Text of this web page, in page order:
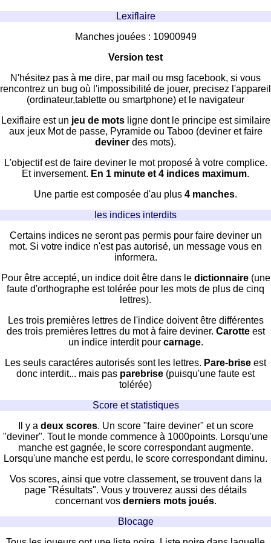
Lexiflaire
Manches jouées : 10900949
Version test
N'hésitez pas à me dire, par mail ou msg facebook, si vous
rencontrez un bug où l'impossibilité de jouer, precisez l'appareil
(ordinateur,tablette ou smartphone) et le navigateur
Lexiflaire est un jeu de motsligne dont le principe est similaire
aux jeux Mot de passe, Pyramide ou Taboo (deviner et faire
deviner des mots).
L'objectif est de faire deviner le mot proposé à votre complice.
Et inversement. En 1 minute et 4 indices maximum.
Une partie est composée d'au plus 4 manches.
les indices interdits
Certains indices ne seront pas permis pour faire deviner un
mot. Si votre indice n'est pas autorisé, un message vous en
informera.
Pour être accepté, un indice doit être dans le dictionnaire(une
faute d'orthographe est tolérée pour les mots de plus de cinq
lettres).
Les trois premières lettres de l'indice doivent être différentes
des trois premières lettres du mot à faire deviner. Carotteest
un indice interdit pour carnage.
Les seuls caractéres autorisés sont les lettres. Pare-brise est
donc interdit... mais pas parebrise (puisqu'une faute est
tolérée)
Score et statistiques
Il y a deux scores. Un score "faire deviner" et un score
"deviner". Tout le monde commence à 1000points. Lorsqu'une
manche est gagnée, le score correspondant augmente.
Lorsqu'une manche est perdu, le score correspondant diminu.
Vos scores, ainsi que votre classement, se trouvent dans la
page "Résultats". Vous y trouverez aussi des détails
concernant vos derniers mots joués.
Blocage